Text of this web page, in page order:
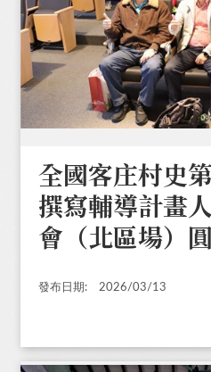
全國客庄村史
撰寫輔導計畫
會（北區場）
發布日期: 2026/03/13